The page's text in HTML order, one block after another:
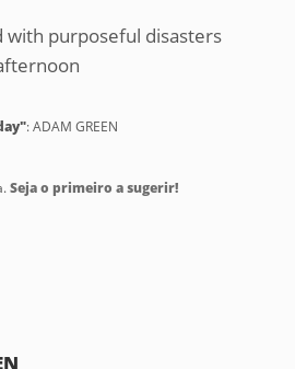
with purposeful disasters
: ADAM GREEN
Seja o primeiro a sugerir!